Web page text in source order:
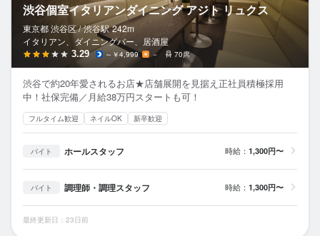
渋谷個室イタリアンダイニング アジト リュクス
東京都 渋谷区 / 渋谷駅 242m
イタリアン、ダイニングバー、居酒屋
3.29 ～￥4,999 － 70席
渋谷で約20年愛されるお店★店舗展開を見据え正社員積極採用
中！社保完備／月給38万円スタートも可！
フルタイム歓迎 ネイルOK 新卒歓迎
バイト ホールスタッフ 時給： 1,300円〜
バイト 調理師・調理スタッフ 時給： 1,300円〜
最終更新日：23日前